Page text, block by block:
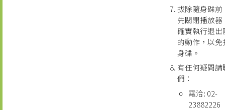
拔除隨身碟前
先關閉播放器
確實執行退出
的動作，以免
身碟。
有任何疑問請
們：
電洽: 02-
23882226